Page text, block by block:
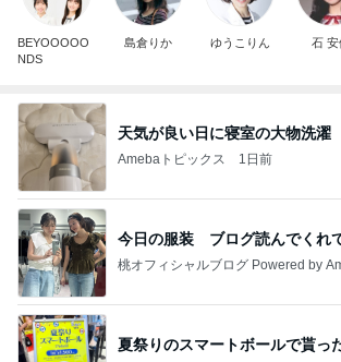
BEYOOOOO
NDS
島倉りか ゆうこりん 石 安
天気が良い日に寝室の大物洗濯
Amebaトピックス 1日前
今日の服装 ブログ読んでくれ
桃オフィシャルブログ Powered by
夏祭りのスマートボールで貰っ